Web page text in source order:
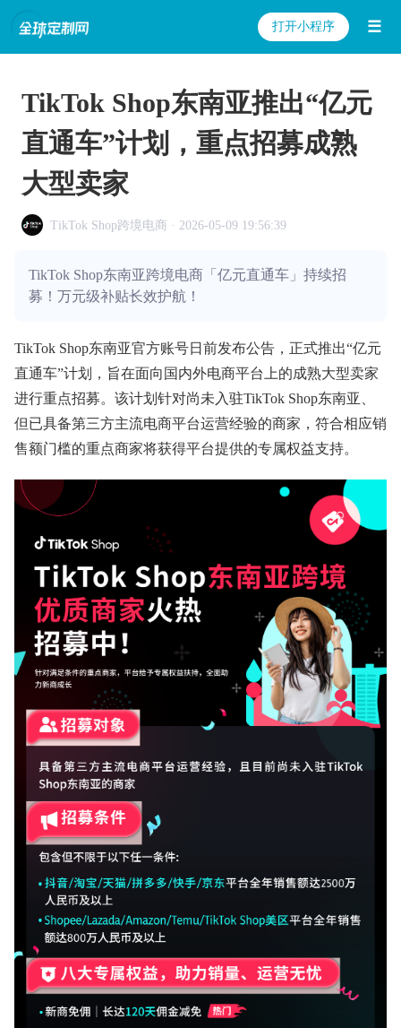
打开小程序 ☰
TikTok Shop东南亚推出“亿元
直通车”计划，重点招募成熟
大型卖家
TikTok Shop跨境电商 · 2026-05-09 19:56:39
TikTok Shop东南亚跨境电商「亿元直通车」持续招
募！万元级补贴长效护航！
TikTok Shop东南亚官方账号日前发布公告，正式推出“亿元
直通车”计划，旨在面向国内外电商平台上的成熟大型卖家
进行重点招募。该计划针对尚未入驻TikTok Shop东南亚、
但已具备第三方主流电商平台运营经验的商家，符合相应销
售额门槛的重点商家将获得平台提供的专属权益支持。